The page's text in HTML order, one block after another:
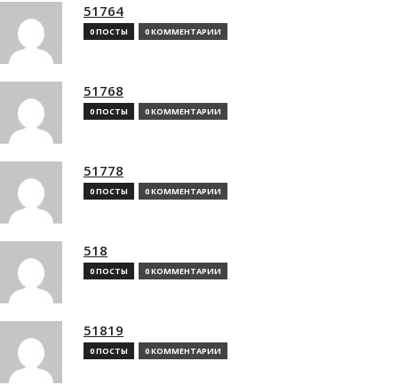
51764
0 ПОСТЫ 0 КОММЕНТАРИИ
51768
0 ПОСТЫ 0 КОММЕНТАРИИ
51778
0 ПОСТЫ 0 КОММЕНТАРИИ
518
0 ПОСТЫ 0 КОММЕНТАРИИ
51819
0 ПОСТЫ 0 КОММЕНТАРИИ